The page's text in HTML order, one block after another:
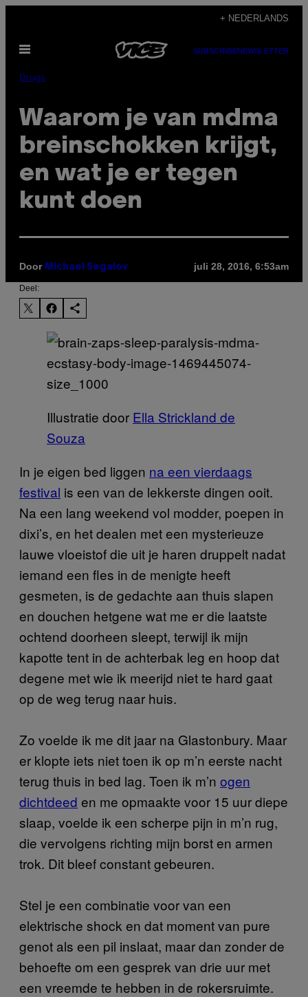
de
inhoud
+ NEDERLANDS
Open
SUBSCRIBENEWSLETTER
Drugs
Waarom je van mdma
breinschokken krijgt,
en wat je er tegen
kunt doen
Door Michael Segalov juli 28, 2016, 6:53am
Deel:
Illustratie door Ella Strickland de
Souza
In je eigen bed liggen na een vierdaags
festival is een van de lekkerste dingen ooit.
Na een lang weekend vol modder, poepen in
dixi’s, en het dealen met een mysterieuze
lauwe vloeistof die uit je haren druppelt nadat
iemand een fles in de menigte heeft
gesmeten, is de gedachte aan thuis slapen
en douchen hetgene wat me er die laatste
ochtend doorheen sleept, terwijl ik mijn
kapotte tent in de achterbak leg en hoop dat
degene met wie ik meerijd niet te hard gaat
op de weg terug naar huis.
Zo voelde ik me dit jaar na Glastonbury. Maar
er klopte iets niet toen ik op m’n eerste nacht
terug thuis in bed lag. Toen ik m’n ogen
dichtdeed en me opmaakte voor 15 uur diepe
slaap, voelde ik een scherpe pijn in m’n rug,
die vervolgens richting mijn borst en armen
trok. Dit bleef constant gebeuren.
Stel je een combinatie voor van een
elektrische shock en dat moment van pure
genot als een pil inslaat, maar dan zonder de
behoefte om een gesprek van drie uur met
een vreemde te hebben in de rokersruimte.